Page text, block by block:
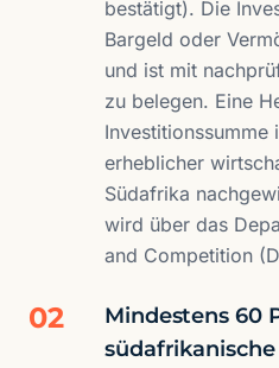
bestätigt). Die
Bargeld oder
und ist mit
zu belegen. Eine
erheblicher
Südafrika
wird über das
and Competition
02
Mindestens 60